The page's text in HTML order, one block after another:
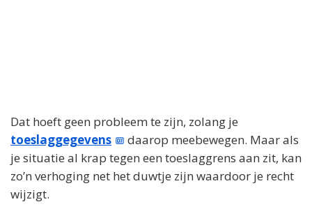
Dat hoeft geen probleem te zijn, zolang je
toeslaggegevens
daarop meebewegen. Maar als
je situatie al krap tegen een toeslaggrens aan zit, kan
zo’n verhoging net het duwtje zijn waardoor je recht
wijzigt.